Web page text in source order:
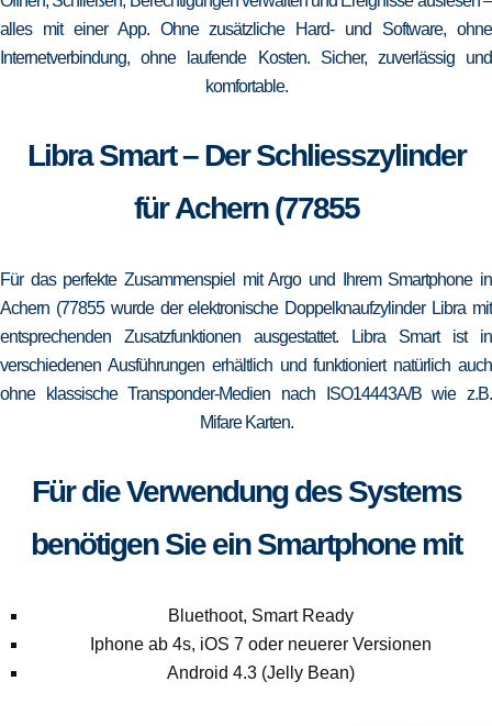
alles mit einer App. Ohne zusätzliche Hard- und Software, ohne
Internetverbindung, ohne laufende Kosten. Sicher, zuverlässig und
komfortable.
Libra Smart – Der Schliesszylinder
für Achern (77855
Für das perfekte Zusammenspiel mit Argo und Ihrem Smartphone in
Achern (77855 wurde der elektronische Doppelknaufzylinder Libra mit
entsprechenden Zusatzfunktionen ausgestattet. Libra Smart ist in
verschiedenen Ausführungen erhältlich und funktioniert natürlich auch
ohne klassische Transponder-Medien nach ISO14443A/B wie z.B.
Mifare Karten.
Für die Verwendung des Systems
benötigen Sie ein Smartphone mit
Bluethoot, Smart Ready
Iphone ab 4s, iOS 7 oder neuerer Versionen
Android 4.3 (Jelly Bean)